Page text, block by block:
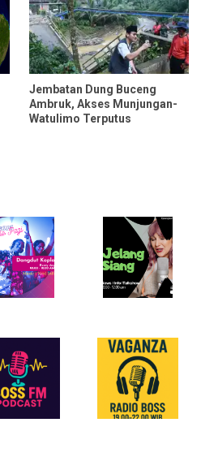
Jembatan Dung Buceng
Ambruk, Akses Munjungan-
Watulimo Terputus